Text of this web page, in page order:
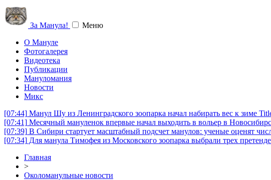
За Манула!
Меню
О Мануле
Фотогалерея
Видеотека
Публикации
Мануломания
Новости
Микс
[07:44] Манул Шу из Ленинградского зоопарка начал набирать вес к зиме
[07:41] Месячный мануленок впервые начал выходить в вольер в
[07:39] В Сибири стартует масштабный подсчет манулов: ученые оценят
[07:34] Для манула Тимофея из Московского зоопарка выбрали трех
Главная
>
Околоманульные новости